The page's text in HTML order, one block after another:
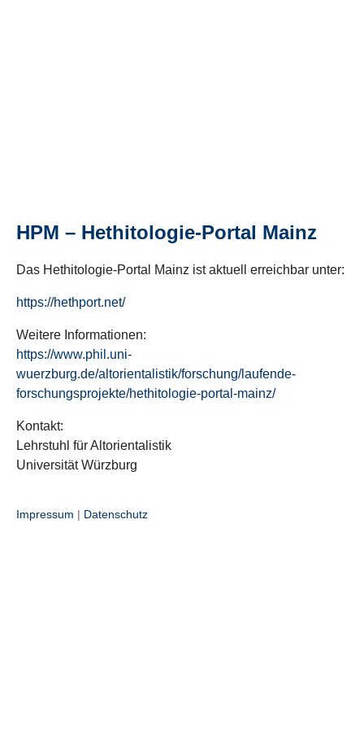
HPM – Hethitologie-Portal Mainz
Das Hethitologie-Portal Mainz ist aktuell erreichbar unter:
https://hethport.net/
Weitere Informationen:
https://www.phil.uni-
wuerzburg.de/altorientalistik/forschung/laufende-
forschungsprojekte/hethitologie-portal-mainz/
Kontakt:
Lehrstuhl für Altorientalistik
Universität Würzburg
Impressum | Datenschutz